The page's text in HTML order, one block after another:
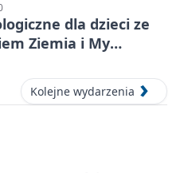
dla dzieci ze
Ziemia i My
Kolejne wydarzenia